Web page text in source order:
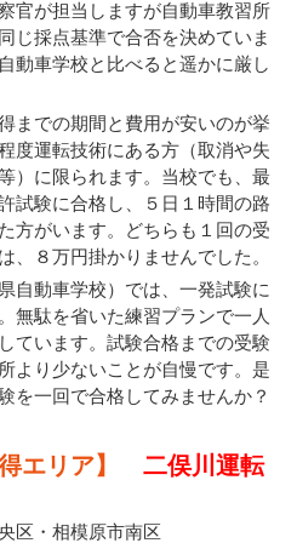
官が担当しますが自動車教習所
じ採点基準で合否を決めていま
動車学校と比べると遥かに厳し
までの期間と費用が安いのが挙
度運転技術にある方（取消や失
）に限られます。当校でも、最
試験に合格し、５日１時間の路
方がいます。どちらも１回の受
、８万円掛かりませんでした。
自動車学校）では、一発試験に
無駄を省いた練習プランで一人
ています。試験合格までの受験
より少ないことが自慢です。是
を一回で合格してみませんか？
得エリア】二俣川運転
区・相模原市南区